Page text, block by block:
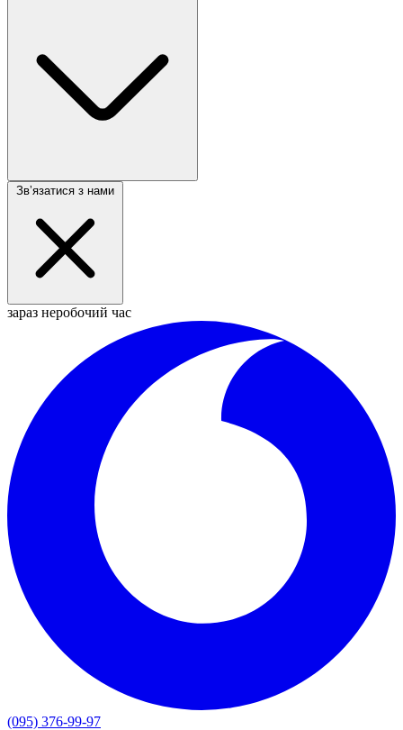
Звʼязатися з нами
зараз неробочий час
(095) 376-99-97